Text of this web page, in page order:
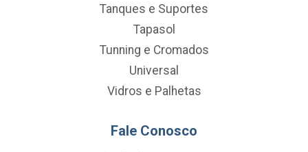
Tanques e Suportes
Tapasol
Tunning e Cromados
Universal
Vidros e Palhetas
Fale Conosco